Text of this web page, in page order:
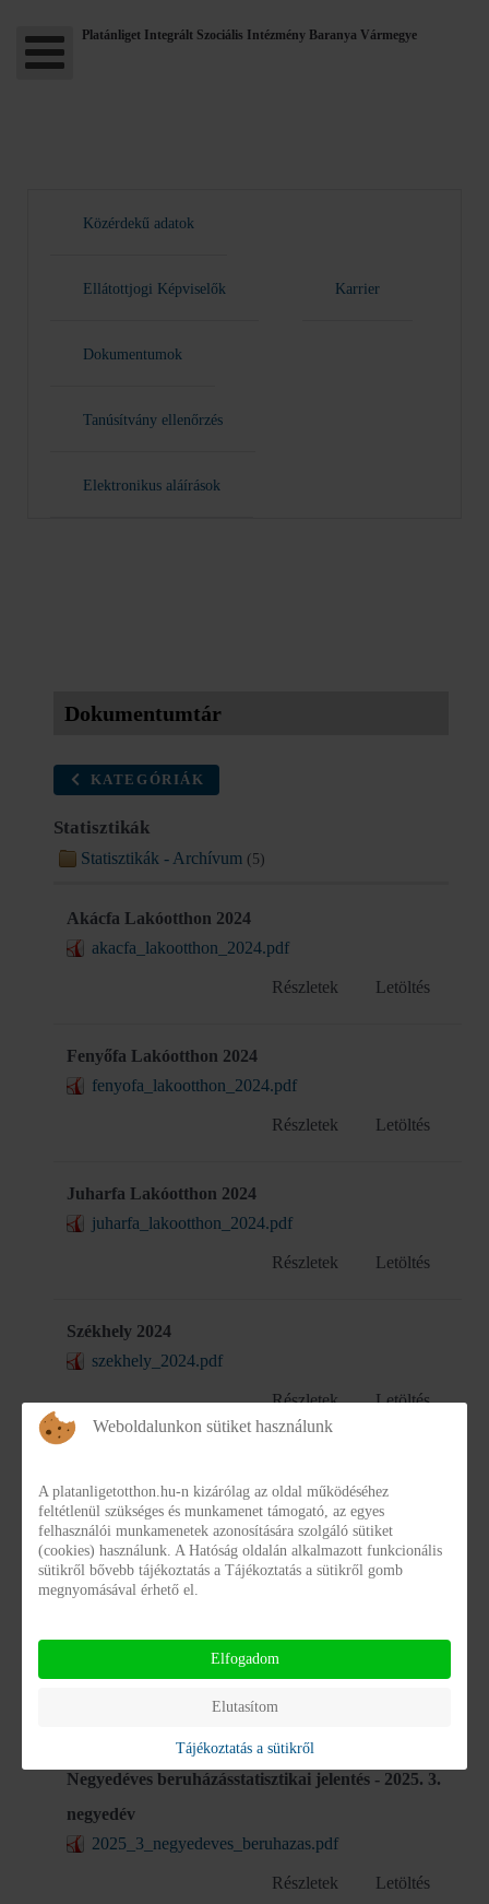
Platánliget Integrált Szociális Intézmény Baranya Vármegye
Közérdekű adatok
Ellátottjogi Képviselők Karrier
Dokumentumok
Tanúsítvány ellenőrzés
Elektronikus aláírások
Dokumentumtár
KATEGÓRIÁK
Statisztikák
Statisztikák - Archívum (5)
Akácfa Lakóotthon 2024
akacfa_lakootthon_2024.pdf
Letöltés
Részletek
Fenyőfa Lakóotthon 2024
fenyofa_lakootthon_2024.pdf
Letöltés
Részletek
Juharfa Lakóotthon 2024
juharfa_lakootthon_2024.pdf
Letöltés
Részletek
Székhely 2024
szekhely_2024.pdf
Letöltés
Részletek
tamogatott_lakhatas_2024.pdf
Letöltés
Részletek
negyedév
2025_2_negyedeves_beruhazas.pdf
Részletek
Negyedéves beruházásstatisztikai jelentés - 2025. 3.
negyedév
2025_3_negyedeves_beruhazas.pdf
Letöltés
Részletek
Weboldalunkon sütiket használunk
A platanligetotthon.hu-n kizárólag az oldal működéséhez
feltétlenül szükséges és munkamenet támogató, az egyes
felhasználói munkamenetek azonosítására szolgáló sütiket
(cookies) használunk. A Hatóság oldalán alkalmazott funkcionális
sütikről bővebb tájékoztatás a Tájékoztatás a sütikről gomb
megnyomásával érhető el.
Elfogadom
Elutasítom
Tájékoztatás a sütikről